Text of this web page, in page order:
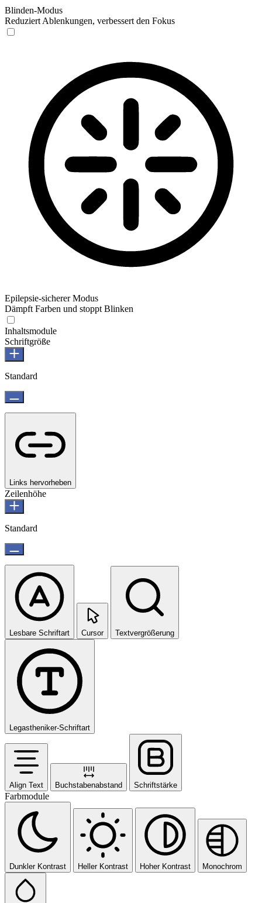
Blinden-Modus
Reduziert Ablenkungen, verbessert den Fokus
Epilepsie-sicherer Modus
Dämpft Farben und stoppt Blinken
Inhaltsmodule
Schriftgröße
Standard
Links hervorheben
Zeilenhöhe
Standard
Lesbare Schriftart Cursor Textvergrößerung
Legastheniker-Schriftart
Align Text Buchstabenabstand Schriftstärke
Farbmodule
Dunkler Kontrast Heller Kontrast Hoher Kontrast Monochrom